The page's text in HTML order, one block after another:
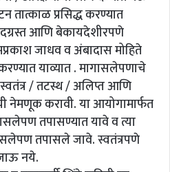
तात्काळ प्रसिद्ध करण्यात
आणि बेकायदेशीरपणे
जाधव व अंबादास मोहिते
याव्यात . मागासलेपणाचे
/ तटस्थ / अलिप्त आणि
नेमणूक करावी. या आयोगामार्फत
तपासण्यात यावे व त्या
तपासले जावे. स्वतंत्रपणे
नये.